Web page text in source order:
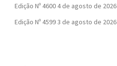
Edição Nº 4600 4 de agosto de 2026
Edição Nº 45993 de agosto de 2026